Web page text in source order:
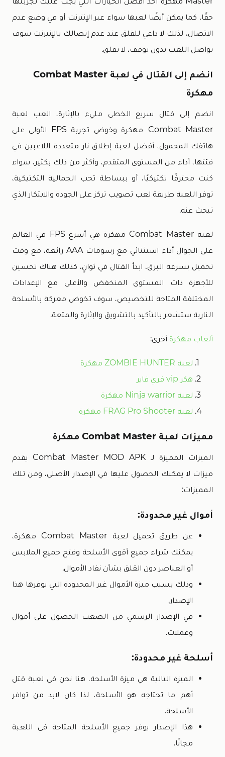
حقًا، كما يمكن أيضًا لعبها سواء عبر الإنترنت أو في وضع عدم
الاتصال، لذلك لا داعي للقلق عند عدم إتصالك بالإنترنت سوف
تواصل اللعب بدون توقف، لا تقلق.
انضم إلى القتال في لعبة Combat Master
مهكرة
انضم إلى قتال سريع الخطى مليء بالإثارة، العب لعبة
Combat Master
مهكرة وخوض تجربة FPS الأولى على
هاتفك المحمول، أفضل لعبة إطلاق نار متعددة اللاعبين في
فئتها، أداء من المستوى المتقدم، وأكثر من ذلك بكثير، سواء
كنت محترفًا تكتيكيًا، أو ببساطة تحب الجمالية التكتيكية،
توفر اللعبة طريقة لعب تصويب تركز على الجودة والابتكار الذي
تبحث عنه.
لعبة Combat Master مهكرة هي أسرع FPS في العالم
على الجوال أداء استثنائي مع رسومات AAA رائعة، مع وقت
تحميل بسرعة البرق، ابدأ القتال في ثوانٍ، كذلك هناك تحسين
للأجهزة ذات المستوى المنخفض والأعلى مع الإعدادات
المختلفة المتاحة للتخصيص، سوف تخوض معركة بالأسلحة
النارية ستشعر بالتأكيد بالتشويق والإثارة والمتعة.
ألعاب مهكرة أخرى:
لعبة ZOMBIE HUNTER مهكرة
هكر vip فري فاير
لعبة Ninja warrior مهكرة
لعبة FRAG Pro Shooter مهكرة
مميزات لعبة Combat Master مهكرة
الميزات المميزة لـ Combat Master MOD APK يقدم
ميزات لا يمكنك الحصول عليها في الإصدار الأصلي، ومن تلك
المميزات:
أموال غير محدودة:
عن طريق تحميل لعبة Combat Master مهكرة،
يمكنك شراء جميع أقوى الأسلحة وفتح جميع الملابس
أو العناصر دون القلق بشأن نفاد الأموال.
وذلك بسبب ميزة الأموال غير المحدودة التي يوفرها هذا
الإصدار.
في الإصدار الرسمي من الصعب الحصول على أموال
وعملات.
أسلحة غير محدودة:
الميزة التالية هي ميزة الأسلحة، هنا نحن في لعبة قتل
أهم ما تحتاجه هو الأسلحة، لذا كان لابد من توافر
الأسلحة.
هذا الإصدار يوفر جميع الأسلحة المتاحة في اللعبة
مجانًا.